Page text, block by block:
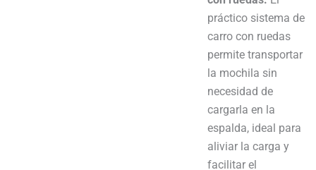
práctico sistema de
carro con ruedas
permite transportar
la mochila sin
necesidad de
cargarla en la
espalda, ideal para
aliviar la carga y
facilitar el